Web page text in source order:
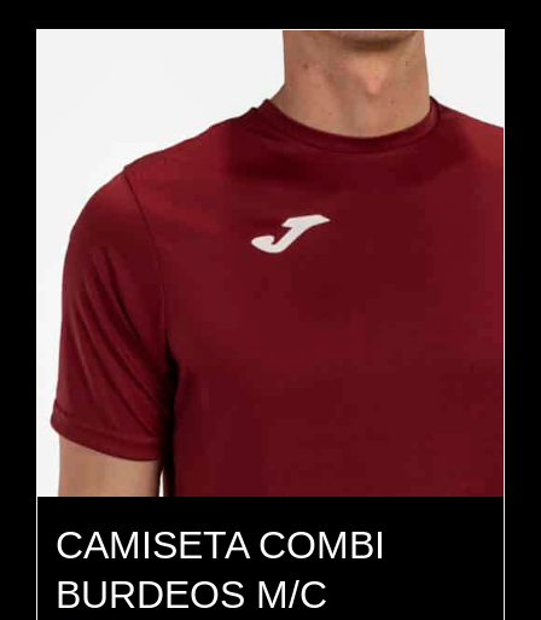
múltiples
variantes.
Las
opciones
pueden
elegir
CAMISETA COMBI
BURDEOS M/C